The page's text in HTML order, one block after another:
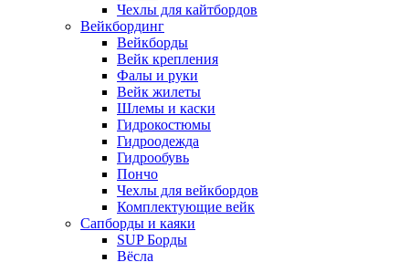
Чехлы для кайтбордов
Вейкбординг
Вейкборды
Вейк крепления
Фалы и руки
Вейк жилеты
Шлемы и каски
Гидрокостюмы
Гидроодежда
Гидрообувь
Пончо
Чехлы для вейкбордов
Комплектующие вейк
Сапборды и каяки
SUP Борды
Вёсла